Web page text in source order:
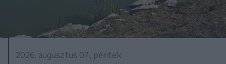
2026. augusztus 07., péntek